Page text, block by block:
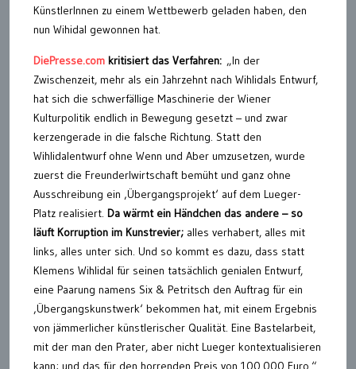
KünstlerInnen zu einem Wettbewerb geladen haben, den
nun Wihidal gewonnen hat.
DiePresse.com kritisiert das Verfahren: „In der
Zwischenzeit, mehr als ein Jahrzehnt nach Wihlidals Entwurf,
hat sich die schwerfällige Maschinerie der Wiener
Kulturpolitik endlich in Bewegung gesetzt – und zwar
kerzengerade in die falsche Richtung. Statt den
Wihlidalentwurf ohne Wenn und Aber umzusetzen, wurde
zuerst die Freunderlwirtschaft bemüht und ganz ohne
Ausschreibung ein ‚Übergangsprojekt‘ auf dem Lueger-
Platz realisiert. Da wärmt ein Händchen das andere – so
läuft Korruption im Kunstrevier; alles verhabert, alles mit
links, alles unter sich. Und so kommt es dazu, dass statt
Klemens Wihlidal für seinen tatsächlich genialen Entwurf,
eine Paarung namens Six & Petritsch den Auftrag für ein
‚Übergangskunstwerk‘ bekommen hat, mit einem Ergebnis
von jämmerlicher künstlerischer Qualität. Eine Bastelarbeit,
mit der man den Prater, aber nicht Lueger kontextualisieren
kann; und das für den horrenden Preis von 100.000 Euro.“